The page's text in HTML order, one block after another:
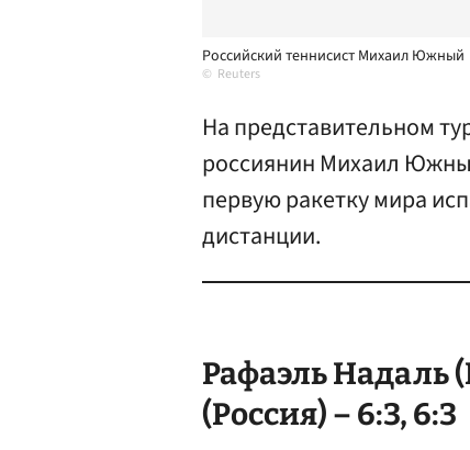
Российский теннисист Михаил Южный
Reuters
На представительном
россиянин Михаил
первую ракетку мира
дистанции.
Рафаэль Надаль
(Россия) – 6:3, 6:3